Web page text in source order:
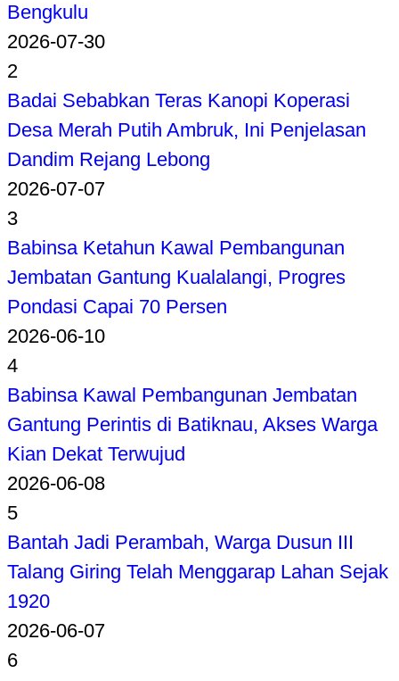
Bengkulu
2026-07-30
2
Badai Sebabkan Teras Kanopi Koperasi
Desa Merah Putih Ambruk, Ini Penjelasan
Dandim Rejang Lebong
2026-07-07
3
Babinsa Ketahun Kawal Pembangunan
Jembatan Gantung Kualalangi, Progres
Pondasi Capai 70 Persen
2026-06-10
4
Babinsa Kawal Pembangunan Jembatan
Gantung Perintis di Batiknau, Akses Warga
Kian Dekat Terwujud
2026-06-08
5
Bantah Jadi Perambah, Warga Dusun III
Talang Giring Telah Menggarap Lahan Sejak
1920
2026-06-07
6